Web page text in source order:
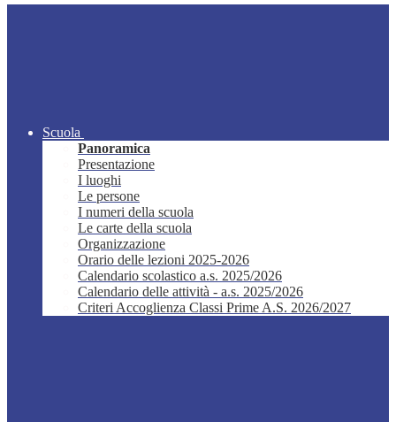
Scuola
Panoramica
Presentazione
I luoghi
Le persone
I numeri della scuola
Le carte della scuola
Organizzazione
Orario delle lezioni 2025-2026
Calendario scolastico a.s. 2025/2026
Calendario delle attività - a.s. 2025/2026
Criteri Accoglienza Classi Prime A.S. 2026/2027